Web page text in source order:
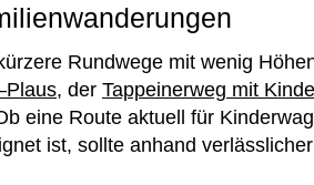
Rundwege mit wenig
, der Tappeinerweg mit
eine Route aktuell für
ist, sollte anhand